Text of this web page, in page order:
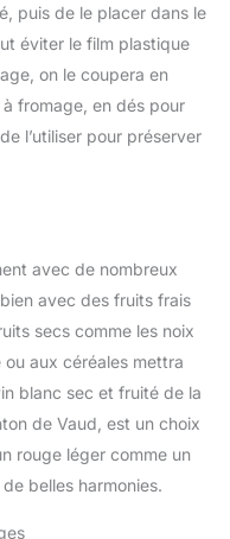
puis de le placer dans le
éviter le film plastique
on le coupera en
fromage, en dés pour
l’utiliser pour préserver
avec de nombreux
avec des fruits frais
secs comme les noix
aux céréales mettra
blanc sec et fruité de la
de Vaud, est un choix
rouge léger comme un
belles harmonies.